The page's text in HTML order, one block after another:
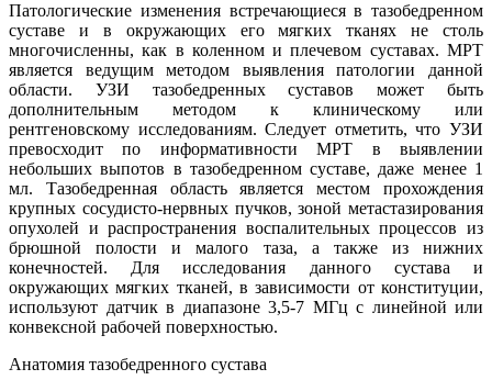
Патологические изменения встречающиеся в тазобедренном
суставе и в окружающих его мягких тканях не столь
многочисленны, как в коленном и плечевом суставах. МРТ
является ведущим методом выявления патологии данной
области. УЗИ тазобедренных суставов может быть
дополнительным методом к клиническому или
рентгеновскому исследованиям. Следует отметить, что УЗИ
превосходит по информативности МРТ в выявлении
небольших выпотов в тазобедренном суставе, даже менее 1
мл. Тазобедренная область является местом прохождения
крупных сосудисто-нервных пучков, зоной метастазирования
опухолей и распространения воспалительных процессов из
брюшной полости и малого таза, а также из нижних
конечностей. Для исследования данного сустава и
окружающих мягких тканей, в зависимости от конституции,
используют датчик в диапазоне 3,5-7 МГц с линейной или
конвексной рабочей поверхностью.
Анатомия тазобедренного сустава